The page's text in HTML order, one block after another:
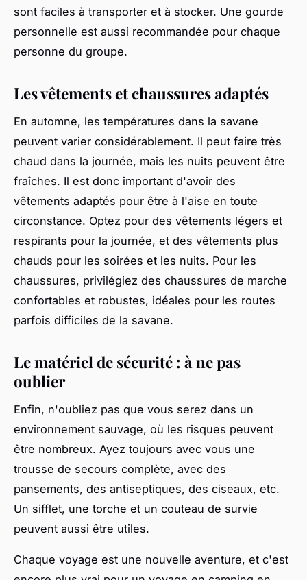
sont faciles à transporter et à stocker. Une gourde
personnelle est aussi recommandée pour chaque
personne du groupe.
Les vêtements et chaussures adaptés
En automne, les températures dans la savane
peuvent varier considérablement. Il peut faire très
chaud dans la journée, mais les nuits peuvent être
fraîches. Il est donc important d'avoir des
vêtements adaptés pour être à l'aise en toute
circonstance. Optez pour des vêtements légers et
respirants pour la journée, et des vêtements plus
chauds pour les soirées et les nuits. Pour les
chaussures, privilégiez des chaussures de marche
confortables et robustes, idéales pour les routes
parfois difficiles de la savane.
Le matériel de sécurité : à ne pas
oublier
Enfin, n'oubliez pas que vous serez dans un
environnement sauvage, où les risques peuvent
être nombreux. Ayez toujours avec vous une
trousse de secours complète, avec des
pansements, des antiseptiques, des ciseaux, etc.
Un sifflet, une torche et un couteau de survie
peuvent aussi être utiles.
Chaque voyage est une nouvelle aventure, et c'est